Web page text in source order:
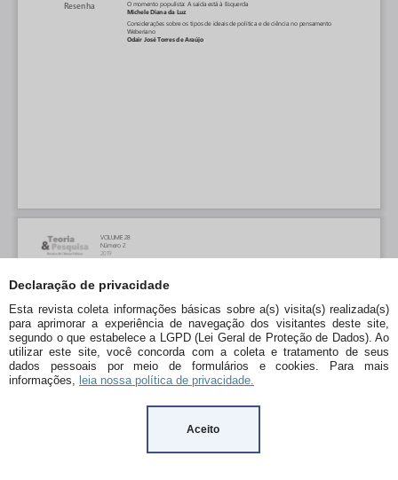
Declaração de privacidade
Esta revista coleta informações básicas sobre a(s) visita(s) realizada(s)
para aprimorar a experiência de navegação dos visitantes deste site,
segundo o que estabelece a LGPD (Lei Geral de Proteção de Dados). Ao
utilizar este site, você concorda com a coleta e tratamento de seus
dados pessoais por meio de formulários e cookies. Para mais
informações, leia nossa política de privacidade.
Aceito